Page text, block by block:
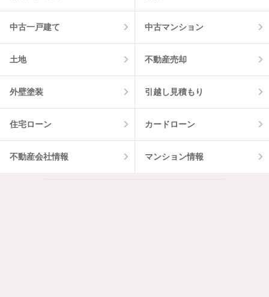
中古一戸建て 中古マンション
土地 不動産売却
外壁塗装 引越し見積もり
住宅ローン カードローン
不動産会社情報 マンション情報